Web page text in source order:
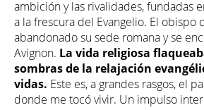
ambición y las rivalidades, fundadas
a la frescura del Evangelio. El obispo
abandonado su sede romana y se
Avignon. La vida religiosa
sombras de la relajación
vidas. Este es, a grandes rasgos, el
donde me tocó vivir. Un impulso